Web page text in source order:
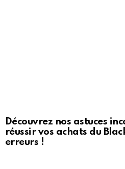
Découvrez nos astuces
réussir vos achats du
erreurs !